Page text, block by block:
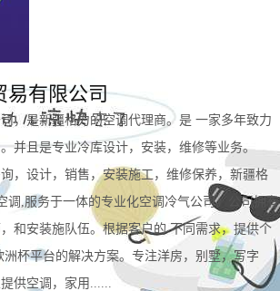
易有限公司
，是新疆格力的空调代理商。是 一家多年致力
并且是专业冷库设计，安装，维修等业务。
，设计，销售，安装施工，维修保养，新疆格
调,服务于一体的专业化空调冷气公司。公司拥有
和安装施队伍。根据客户的 不同需求，提供个
洲杯平台的解决方案。专注洋房，别墅，写字
供空调，家用......